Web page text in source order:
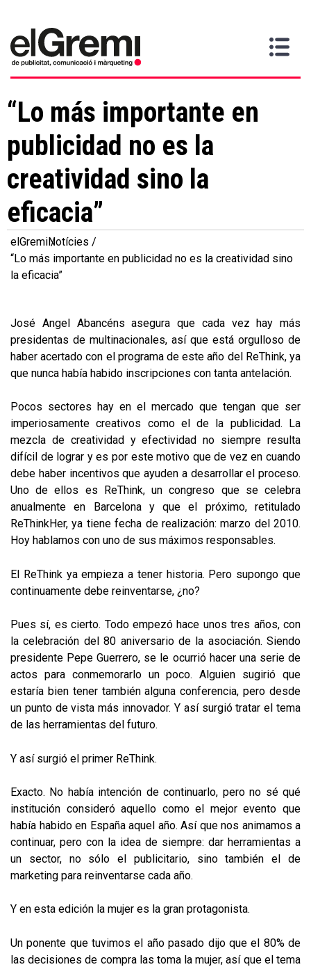
Inici
Gremi
>
Serveis
Contacta
“Lo más importante en
publicidad no es la
creatividad sino la
eficacia”
elGremiNotícies
“Lo más importante en publicidad no es la creatividad sino
la eficacia”
José Angel Abancéns asegura que cada vez hay más
presidentas de multinacionales, así que está orgulloso de
haber acertado con el programa de este año del ReThink, ya
que nunca había habido inscripciones con tanta antelación.
Pocos sectores hay en el mercado que tengan que ser
imperiosamente creativos como el de la publicidad. La
mezcla de creatividad y efectividad no siempre resulta
difícil de lograr y es por este motivo que de vez en cuando
debe haber incentivos que ayuden a desarrollar el proceso.
Uno de ellos es ReThink, un congreso que se celebra
anualmente en Barcelona y que el próximo, retitulado
ReThinkHer, ya tiene fecha de realización: marzo del 2010.
Hoy hablamos con uno de sus máximos responsables.
El ReThink ya empieza a tener historia. Pero supongo que
continuamente debe reinventarse, ¿no?
Pues sí, es cierto. Todo empezó hace unos tres años, con
la celebración del 80 aniversario de la asociación. Siendo
presidente Pepe Guerrero, se le ocurrió hacer una serie de
actos para conmemorarlo un poco. Alguien sugirió que
estaría bien tener también alguna conferencia, pero desde
un punto de vista más innovador. Y así surgió tratar el tema
de las herramientas del futuro.
Y así surgió el primer ReThink.
Exacto. No había intención de continuarlo, pero no sé qué
institución consideró aquello como el mejor evento que
había habido en España aquel año. Así que nos animamos a
continuar, pero con la idea de siempre: dar herramientas a
un sector, no sólo el publicitario, sino también el de
marketing para reinventarse cada año.
Y en esta edición la mujer es la gran protagonista.
Un ponente que tuvimos el año pasado dijo que el 80% de
las decisiones de compra las toma la mujer, así que el tema